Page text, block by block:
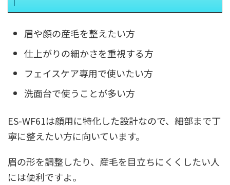
眉や顔の産毛を整えたい方
仕上がりの細かさを重視する方
フェイスケア専用で使いたい方
洗面台で使うことが多い方
ES-WF61は顔用に特化した設計なので、細部まで丁
寧に整えたい方に向いています。
眉の形を調整したり、産毛を目立ちにくくしたい人
には便利ですよ。